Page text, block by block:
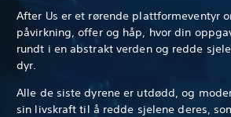
After Us er et rørende plattformeventyr
påvirkning, offer og håp, hvor din
rundt i en abstrakt verden og redde
dyr.
Alle de siste dyrene er utdødd, og
sin livskraft til å redde sjelene deres,